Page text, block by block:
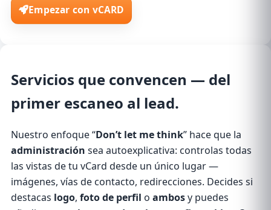
Empezar con vCARD
Servicios que convencen — del
primer escaneo al lead.
Nuestro enfoque “Don’t let me think” hace que la
administración sea autoexplicativa: controlas todas
las vistas de tu vCard desde un único lugar —
imágenes, vías de contacto, redirecciones. Decides si
destacas logo, foto de perfil o ambosy puedes